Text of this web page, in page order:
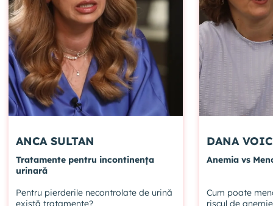
ANCA SULTAN
Tratamente pentru incontinența
urinară
Pentru pierderile necontrolate de urină
există tratamente?
DANA
Anemia vs
Cum poate
riscul de